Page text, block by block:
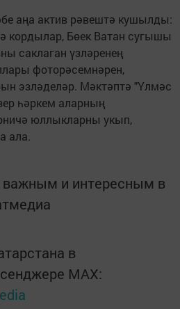
аңа актив рәвештә кушылды:
кордылар, Бөек Ватан сугышы
саклаган үзләренең
фоторәсемнәрен,
эзләделәр. Мәктәптә "Үлмәс
һәркем аларның
юллыкларны укып,
ала.
и интересным в
в
MАХ: